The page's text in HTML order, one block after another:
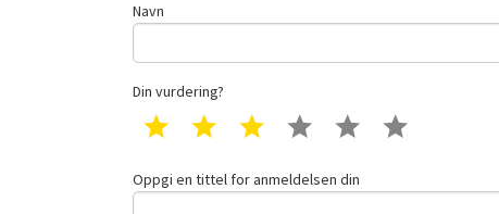
Navn
Din vurdering?
1 star 2 star 3 star 4 star 5 star
Oppgi en tittel for anmeldelsen din